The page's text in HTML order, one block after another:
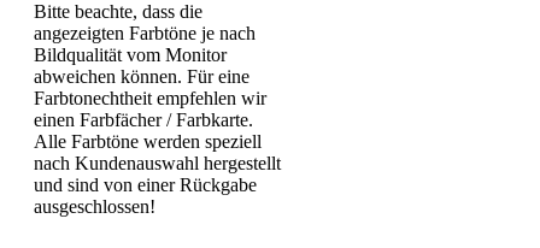
Bitte beachte, dass die
angezeigten Farbtöne je nach
Bildqualität vom Monitor
abweichen können. Für eine
Farbtonechtheit empfehlen wir
einen Farbfächer / Farbkarte.
Alle Farbtöne werden speziell
nach Kundenauswahl hergestellt
und sind von einer Rückgabe
ausgeschlossen!